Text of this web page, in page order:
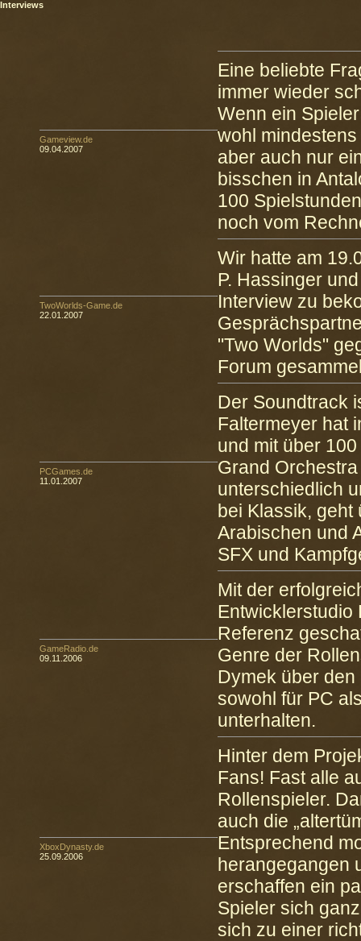
Interviews
Gameview.de
09.04.2007
Eine beliebte
immer wieder
Wenn ein
wohl
aber auch nur
bisschen in
100
noch vom
TwoWorlds-Game.de
22.01.2007
Wir hatte am
P. Hassinger
Interview zu
"Two Worlds"
Forum
PCGames.de
11.01.2007
Der Soundtrack
Faltermeyer hat
und mit über
Grand
unterschiedlich
bei Klassik,
Arabischen und
SFX und
GameRadio.de
09.11.2006
Mit der
Entwicklerstudio
Referenz
Genre der
Dymek über
sowohl für PC
unterhalten.
XboxDynasty.de
25.09.2006
Hinter dem
Fans! Fast alle
Rollenspieler.
auch die
Entsprechend
herangegangen
erschaffen ein
Spieler sich
sich zu einer